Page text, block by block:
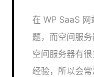
在 WP SaaS 网
题，而空间服
空间服务器有
经验，所以会